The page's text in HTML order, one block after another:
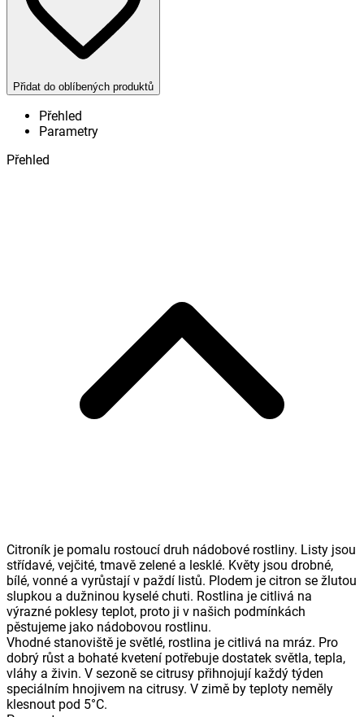
Přidat do oblíbených produktů
Přehled
Parametry
Přehled
Citroník je pomalu rostoucí druh nádobové rostliny. Listy jsou
střídavé, vejčité, tmavě zelené a lesklé. Květy jsou drobné,
bílé, vonné a vyrůstají v paždí listů. Plodem je citron se žlutou
slupkou a dužninou kyselé chuti. Rostlina je citlivá na
výrazné poklesy teplot, proto ji v našich podmínkách
pěstujeme jako nádobovou rostlinu.
Vhodné stanoviště je světlé, rostlina je citlivá na mráz. Pro
dobrý růst a bohaté kvetení potřebuje dostatek světla, tepla,
vláhy a živin. V sezoně se citrusy přihnojují každý týden
speciálním hnojivem na citrusy. V zimě by teploty neměly
klesnout pod 5°C.